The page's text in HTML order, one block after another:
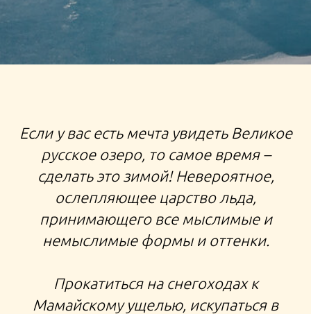
ПУТЕШЕСТВИЕ ПО РОССИИ В СИБИРЬ
Приключение на байкал
Если у вас есть мечта увидеть Великое
русское озеро, то самое время –
сделать это зимой! Невероятное,
ослепляющее царство льда,
принимающего все мыслимые и
немыслимые формы и оттенки.
Прокатиться на снегоходах к
Мамайскому ущелью, искупаться в